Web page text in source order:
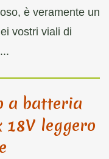
è veramente un
vostri viali di
a batteria
18V leggero